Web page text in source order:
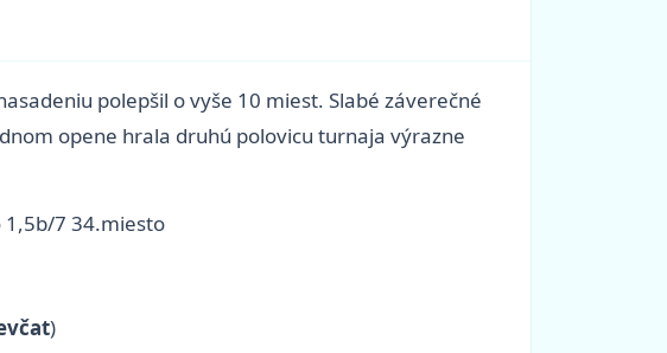
polepšil o vyše 10 miest. Slabé záverečné
opene hrala druhú polovicu turnaja výrazne
1,5b/7 34.miesto
)